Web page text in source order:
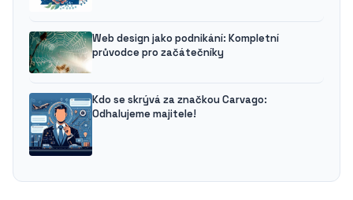
Web design jako podnikání: Kompletní
průvodce pro začátečníky
Kdo se skrývá za značkou Carvago:
Odhalujeme majitele!